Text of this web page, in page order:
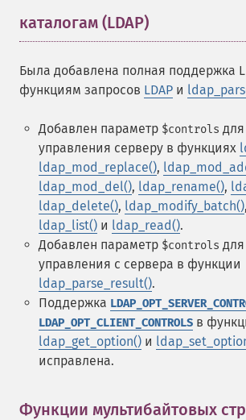
каталогам (LDAP)
Была добавлена полная поддержка
функциям запросов LDAP и
Добавлен параметр $controls
управления серверу в функциях
ldap_mod_replace(),
ldap_mod_del(), ldap_rename(),
ldap_delete(), ldap_modify_batch(),
ldap_list() и ldap_read().
Добавлен параметр $controls
управления с сервера в функции
ldap_parse_result().
Поддержка
LDAP_OPT_CLIENT_CONTROLS в
ldap_get_option() и
исправлена.
Функции мультибайтовых